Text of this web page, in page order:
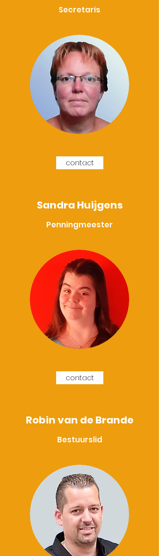
Secretaris
contact
Sandra Huijgens
Penningmeester
contact
Robin van de Brande
Bestuurslid